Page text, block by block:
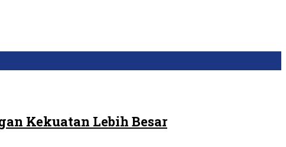
Kekuatan Lebih Besar